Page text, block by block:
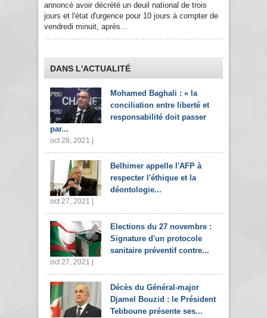
annoncé avoir décrété un deuil national de trois
jours et l'état d'urgence pour 10 jours à compter de
vendredi minuit, après...
DANS L'ACTUALITÉ
Mohamed Baghali : « la
conciliation entre liberté et
responsabilité doit passer
par...
oct 28, 2021 |
Belhimer appelle l'AFP à
respecter l'éthique et la
déontologie...
oct 27, 2021 |
Elections du 27 novembre :
Signature d'un protocole
sanitaire préventif contre...
oct 27, 2021 |
Décès du Général-major
Djamel Bouzid : le Président
Tebboune présente ses...